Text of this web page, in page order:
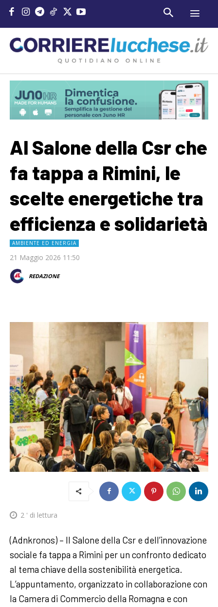
Al Salone della Csr che
fa tappa a Rimini, le
scelte energetiche tra
efficienza e solidarietà
AMBIENTE ED ENERGIA
21 Maggio 2026 11:50
REDAZIONE
2 ' di lettura
(Adnkronos) – Il Salone della Csr e dell’innovazione
sociale fa tappa a Rimini per un confronto dedicato
al tema chiave della sostenibilità energetica.
L’appuntamento, organizzato in collaborazione con
la Camera di Commercio della Romagna e con